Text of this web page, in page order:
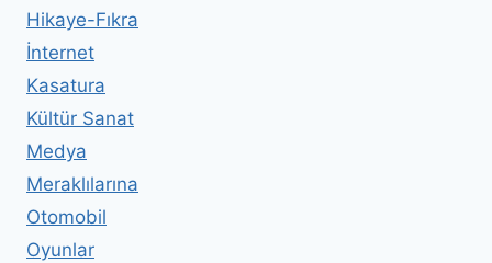
Hikaye-Fıkra
İnternet
Kasatura
Kültür Sanat
Medya
Meraklılarına
Otomobil
Oyunlar